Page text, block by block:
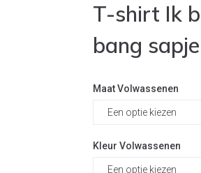
T-shirt Ik
bang sapje
Maat Volwassenen
Kleur Volwassenen